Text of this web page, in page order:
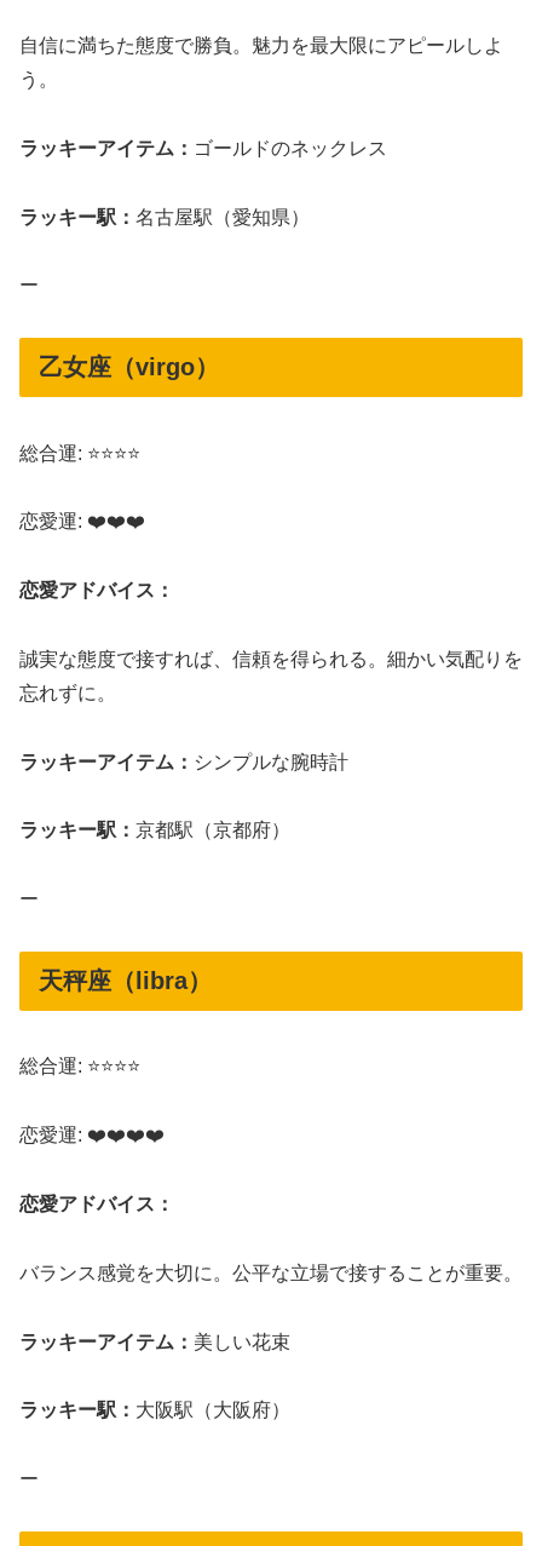
自信に満ちた態度で勝負。魅力を最大限にアピールしよ
う。
ラッキーアイテム： ゴールドのネックレス
ラッキー駅： 名古屋駅（愛知県）
ー
乙女座（virgo）
総合運: ⭐⭐⭐⭐
恋愛運: ❤️❤️❤️
恋愛アドバイス：
誠実な態度で接すれば、信頼を得られる。細かい気配りを
忘れずに。
ラッキーアイテム： シンプルな腕時計
ラッキー駅： 京都駅（京都府）
ー
天秤座（libra）
総合運: ⭐⭐⭐⭐
恋愛運: ❤️❤️❤️❤️
恋愛アドバイス：
バランス感覚を大切に。公平な立場で接することが重要。
ラッキーアイテム： 美しい花束
ラッキー駅： 大阪駅（大阪府）
ー